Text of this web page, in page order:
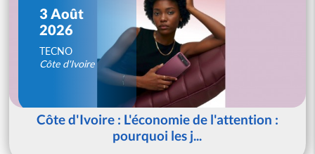
3 Août
2026
TECNO
Côte d'Ivoire
Côte d'Ivoire : L'économie de l'attention :
pourquoi les j...